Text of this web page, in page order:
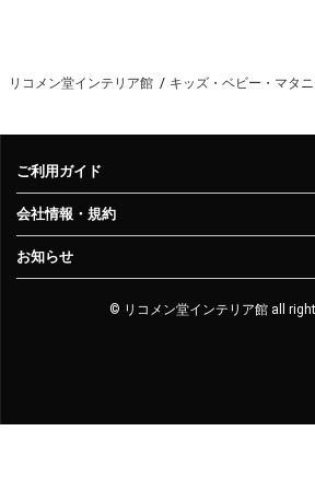
リコメン堂インテリア館 キッズ・ベビー・マタニ
ご利用ガイド
会社情報・規約
お知らせ
© リコメン堂インテリア館 all